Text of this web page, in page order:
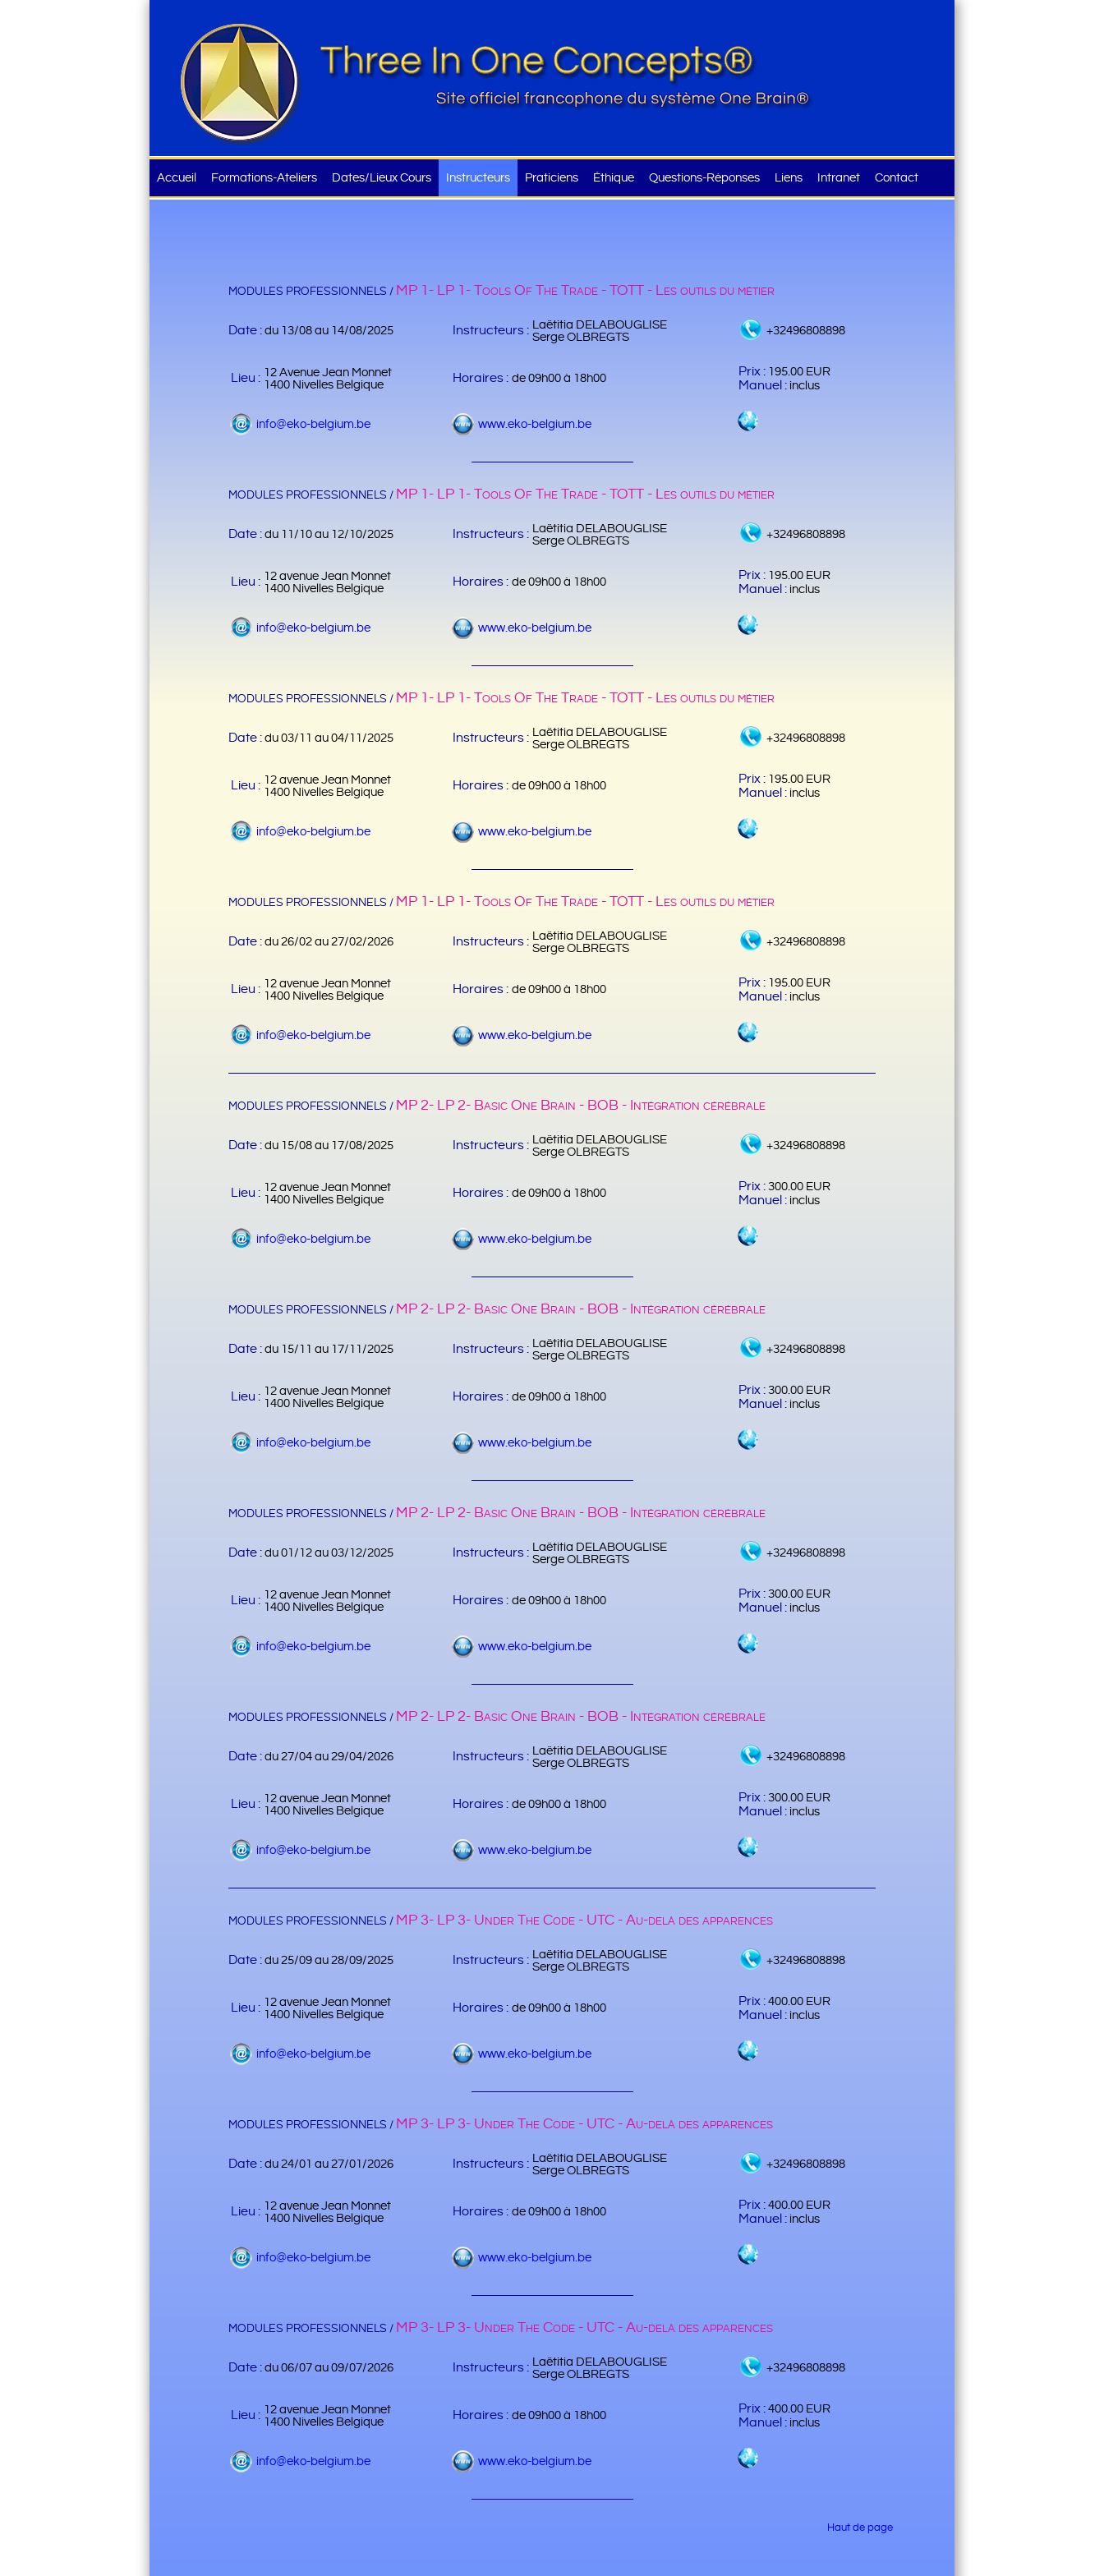
Accueil Formations-Ateliers Dates/Lieux Cours Instructeurs Praticiens Éthique Questions-Réponses Liens Intranet Contact
MODULES PROFESSIONNELS / MP 1- LP 1- Tools Of The Trade - TOTT - Les outils du métier
Date : du 13/08 au 14/08/2025 Instructeurs : Laëtitia DELABOUGLISE
Serge OLBREGTS
+32496808898
Lieu : 12 Avenue Jean Monnet
1400 Nivelles Belgique
Horaires : de 09h00 à 18h00 Prix : 195.00 EUR
Manuel : inclus
info@eko-belgium.be www.eko-belgium.be
MODULES PROFESSIONNELS / MP 1- LP 1- Tools Of The Trade - TOTT - Les outils du métier
Date : du 11/10 au 12/10/2025 Instructeurs : Laëtitia DELABOUGLISE
Serge OLBREGTS
+32496808898
Lieu : 12 avenue Jean Monnet
1400 Nivelles Belgique
Horaires : de 09h00 à 18h00 Prix : 195.00 EUR
Manuel : inclus
info@eko-belgium.be www.eko-belgium.be
MODULES PROFESSIONNELS / MP 1- LP 1- Tools Of The Trade - TOTT - Les outils du métier
Date : du 03/11 au 04/11/2025 Instructeurs : Laëtitia DELABOUGLISE
Serge OLBREGTS
+32496808898
Lieu : 12 avenue Jean Monnet
1400 Nivelles Belgique
Horaires : de 09h00 à 18h00 Prix : 195.00 EUR
Manuel : inclus
info@eko-belgium.be www.eko-belgium.be
MODULES PROFESSIONNELS / MP 1- LP 1- Tools Of The Trade - TOTT - Les outils du métier
Date : du 26/02 au 27/02/2026 Instructeurs : Laëtitia DELABOUGLISE
Serge OLBREGTS
+32496808898
Lieu : 12 avenue Jean Monnet
1400 Nivelles Belgique
Horaires : de 09h00 à 18h00 Prix : 195.00 EUR
Manuel : inclus
info@eko-belgium.be www.eko-belgium.be
MODULES PROFESSIONNELS / MP 2- LP 2- Basic One Brain - BOB - Intégration cérébrale
Date : du 15/08 au 17/08/2025 Instructeurs : Laëtitia DELABOUGLISE
Serge OLBREGTS
+32496808898
Lieu : 12 avenue Jean Monnet
1400 Nivelles Belgique
Horaires : de 09h00 à 18h00 Prix : 300.00 EUR
Manuel : inclus
info@eko-belgium.be www.eko-belgium.be
MODULES PROFESSIONNELS / MP 2- LP 2- Basic One Brain - BOB - Intégration cérébrale
Date : du 15/11 au 17/11/2025 Instructeurs : Laëtitia DELABOUGLISE
Serge OLBREGTS
+32496808898
Lieu : 12 avenue Jean Monnet
1400 Nivelles Belgique
Horaires : de 09h00 à 18h00 Prix : 300.00 EUR
Manuel : inclus
info@eko-belgium.be www.eko-belgium.be
MODULES PROFESSIONNELS / MP 2- LP 2- Basic One Brain - BOB - Intégration cérébrale
Date : du 01/12 au 03/12/2025 Instructeurs : Laëtitia DELABOUGLISE
Serge OLBREGTS
+32496808898
Lieu : 12 avenue Jean Monnet
1400 Nivelles Belgique
Horaires : de 09h00 à 18h00 Prix : 300.00 EUR
Manuel : inclus
info@eko-belgium.be www.eko-belgium.be
MODULES PROFESSIONNELS / MP 2- LP 2- Basic One Brain - BOB - Intégration cérébrale
Date : du 27/04 au 29/04/2026 Instructeurs : Laëtitia DELABOUGLISE
Serge OLBREGTS
+32496808898
Lieu : 12 avenue Jean Monnet
1400 Nivelles Belgique
Horaires : de 09h00 à 18h00 Prix : 300.00 EUR
Manuel : inclus
info@eko-belgium.be www.eko-belgium.be
MODULES PROFESSIONNELS / MP 3- LP 3- Under The Code - UTC - Au-delà des apparences
Date : du 25/09 au 28/09/2025 Instructeurs : Laëtitia DELABOUGLISE
Serge OLBREGTS
+32496808898
Lieu : 12 avenue Jean Monnet
1400 Nivelles Belgique
Horaires : de 09h00 à 18h00 Prix : 400.00 EUR
Manuel : inclus
info@eko-belgium.be www.eko-belgium.be
MODULES PROFESSIONNELS / MP 3- LP 3- Under The Code - UTC - Au-delà des apparences
Date : du 24/01 au 27/01/2026 Instructeurs : Laëtitia DELABOUGLISE
Serge OLBREGTS
+32496808898
Lieu : 12 avenue Jean Monnet
1400 Nivelles Belgique
Horaires : de 09h00 à 18h00 Prix : 400.00 EUR
Manuel : inclus
info@eko-belgium.be www.eko-belgium.be
MODULES PROFESSIONNELS / MP 3- LP 3- Under The Code - UTC - Au-delà des apparences
Date : du 06/07 au 09/07/2026 Instructeurs : Laëtitia DELABOUGLISE
Serge OLBREGTS
+32496808898
Lieu : 12 avenue Jean Monnet
1400 Nivelles Belgique
Horaires : de 09h00 à 18h00 Prix : 400.00 EUR
Manuel : inclus
info@eko-belgium.be www.eko-belgium.be
Haut de page